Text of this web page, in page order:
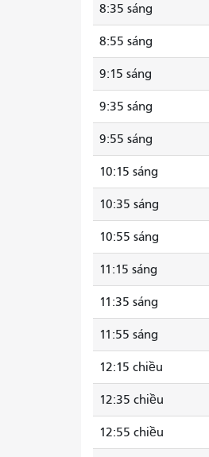
8:35 sáng
8:55 sáng
9:15 sáng
9:35 sáng
9:55 sáng
10:15 sáng
10:35 sáng
10:55 sáng
11:15 sáng
11:35 sáng
11:55 sáng
12:15 chiều
12:35 chiều
12:55 chiều